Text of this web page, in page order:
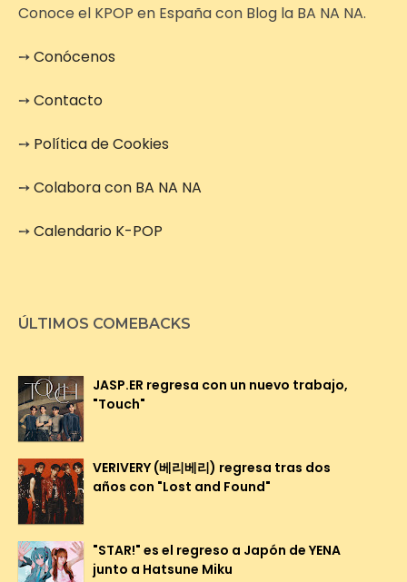
Conoce el KPOP en España con Blog la BA NA NA.
➙Conócenos
➙Contacto
➙ Política de Cookies
➙Colabora con BA NA NA
➙Calendario K-POP
ÚLTIMOS COMEBACKS
JASP.ER regresa con un nuevo trabajo,
"Touch"
VERIVERY (베리베리) regresa tras dos
años con "Lost and Found"
"STAR!" es el regreso a Japón de YENA
junto a Hatsune Miku